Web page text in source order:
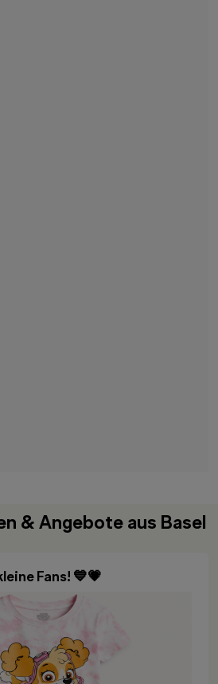
& Angebote aus Basel
Fans! 💙💗